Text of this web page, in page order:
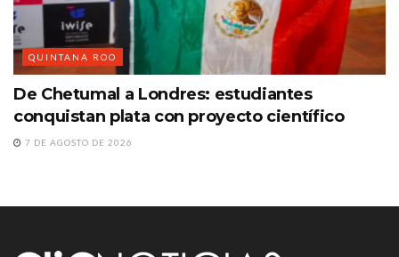
QUINTANA ROO
De Chetumal a Londres: estudiantes
conquistan plata con proyecto científico
7 DE AGOSTO DE 2026